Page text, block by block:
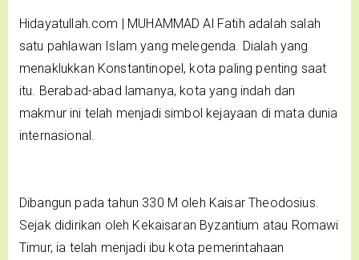
Hidayatullah.com | MUHAMMAD Al Fatih adalah salah
satu pahlawan Islam yang melegenda. Dialah yang
menaklukkan Konstantinopel, kota paling penting saat
itu. Berabad-abad lamanya, kota yang indah dan
makmur ini telah menjadi simbol kejayaan di mata dunia
internasional.
Dibangun pada tahun 330 M oleh Kaisar Theodosius.
Sejak didirikan oleh Kekaisaran Byzantium atau Romawi
Timur, ia telah menjadi ibu kota pemerintahaan